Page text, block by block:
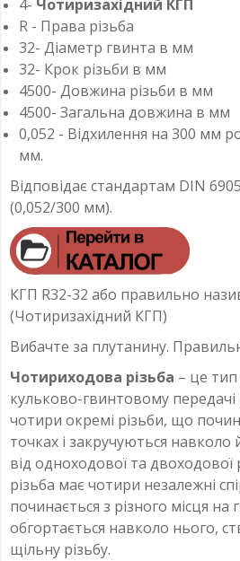
4- Чотиризахідний КГП
R - Права різьба
32- Діаметр гвинта в мм
32- Крок різьби в мм
4500- Довжина різьби в мм
4500- Загальна довжина в мм
0,052 - Відхилення на 300 мм
мм.
Відповідає стандартам DIN
(0,052/300 мм).
КГП R32-32 або правильно
(Чотиризахідний КГП)
Вибачте за плутанину.
Чотириходова різьба – це тип
кульково-гвинтовому передачі
чотири окремі різьби, що
точках і закручуються навколо
від одноходової та
різьба має чотири незалежні
починається з різного місця на
обгортається навколо нього,
щільну різьбу.